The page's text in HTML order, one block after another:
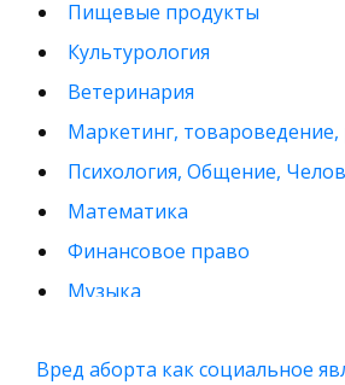
Пищевые продукты
Культурология
Ветеринария
Маркетинг, товароведение,
Психология, Общение,
Математика
Финансовое право
Музыка
кредитные отношения
Вред аборта как социальное